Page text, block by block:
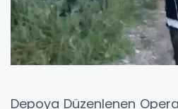
Depoya Düzenlenen